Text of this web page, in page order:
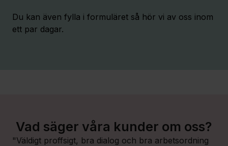
Du kan även fylla i formuläret så hör vi av oss inom
ett par dagar.
Vad säger våra kunder om oss?
"Väldigt proffsigt, bra dialog och bra arbetsordning